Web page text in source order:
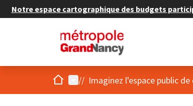
Notre espace cartographique des budgets
AccueilMenu principal
// Imaginez l'espace public